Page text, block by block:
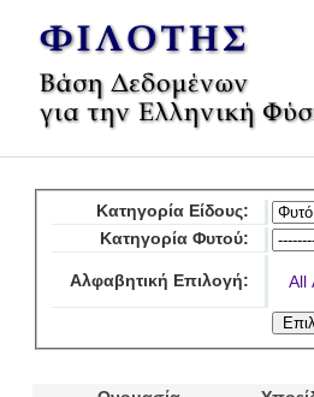
Κατηγορία Είδους:
Κατηγορία Φυτού:
Αλφαβητική Επιλογή: All